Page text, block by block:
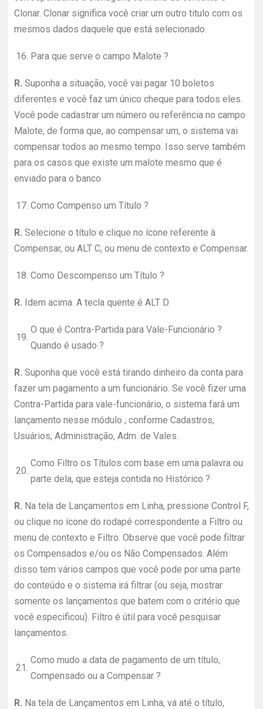
Clonar. Clonar significa você criar um outro titulo com os
mesmos dados daquele que está selecionado.
16. Para que serve o campo Malote ?
R. Suponha a situação, você vai pagar 10 boletos
diferentes e você faz um único cheque para todos eles.
Você pode cadastrar um número ou referência no campo
Malote, de forma que, ao compensar um, o sistema vai
compensar todos ao mesmo tempo. Isso serve também
para os casos que existe um malote mesmo que é
enviado para o banco.
17. Como Compenso um Título ?
R. Selecione o título e clique no ícone referente à
Compensar, ou ALT C, ou menu de contexto e Compensar.
18. Como Descompenso um Título ?
R. Idem acima. A tecla quente é ALT D.
19.
O que é Contra-Partida para Vale-Funcionário ?
Quando é usado ?
R. Suponha que você está tirando dinheiro da conta para
fazer um pagamento a um funcionário. Se você fizer uma
Contra-Partida para vale-funcionário, o sistema fará um
lançamento nesse módulo , conforme Cadastros,
Usuários, Administração, Adm. de Vales.
20.
Como Filtro os Títulos com base em uma palavra ou
parte dela, que esteja contida no Histórico ?
R. Na tela de Lançamentos em Linha, pressione Control F,
ou clique no ícone do rodapé correspondente a Filtro ou
menu de contexto e Filtro. Observe que você pode filtrar
os Compensados e/ou os Não Compensados. Além
disso tem vários campos que você pode por uma parte
do conteúdo e o sistema irá filtrar (ou seja, mostrar
somente os lançamentos que batem com o critério que
você especificou). Filtro é útil para você pesquisar
lançamentos.
21.
Como mudo a data de pagamento de um título,
Compensado ou a Compensar ?
R. Na tela de Lançamentos em Linha, vá até o título,